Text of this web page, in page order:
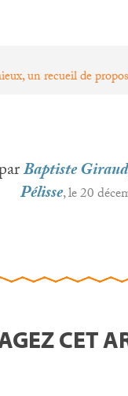
un recueil de
Baptiste Giraud
Pélisse, le 20
CET